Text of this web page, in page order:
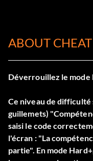
ABOUT CHEAT
Déverrouillez le mode
Ce niveau de difficulté
guillemets)
saisi le code
l'écran : "La
partie". En mode